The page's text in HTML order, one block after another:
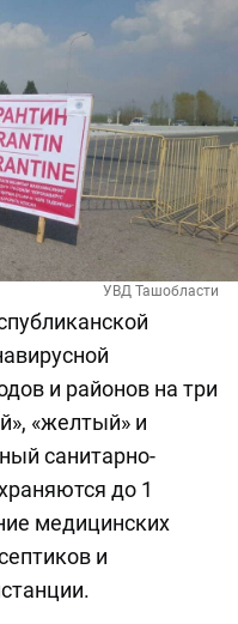
УВД Ташобласти
и районов на три
«желтый» и
санитарно-
до 1
медицинских
и